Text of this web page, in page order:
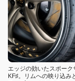
エッジの効いたスポー
KF♯。リムへの映り込み